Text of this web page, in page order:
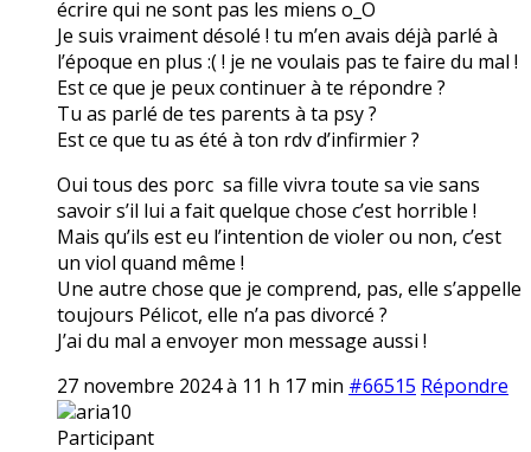
écrire qui ne sont pas les miens o_O
Je suis vraiment désolé ! tu m’en avais déjà parlé à
l’époque en plus :( ! je ne voulais pas te faire du mal !
Est ce que je peux continuer à te répondre ?
Tu as parlé de tes parents à ta psy ?
Est ce que tu as été à ton rdv d’infirmier ?
Oui tous des porc sa fille vivra toute sa vie sans
savoir s’il lui a fait quelque chose c’est horrible !
Mais qu’ils est eu l’intention de violer ou non, c’est
un viol quand même !
Une autre chose que je comprend, pas, elle s’appelle
toujours Pélicot, elle n’a pas divorcé ?
J’ai du mal a envoyer mon message aussi !
27 novembre 2024 à 11 h 17 min #66515 Répondre
aria10
Participant